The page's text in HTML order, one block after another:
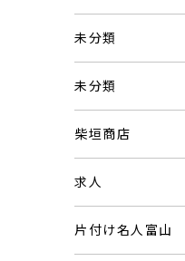
未分類
未分類
柴垣商店
求人
片付け名人富山